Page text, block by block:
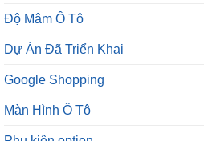
Độ Mâm Ô Tô
Dự Án Đã Triển Khai
Google Shopping
Màn Hình Ô Tô